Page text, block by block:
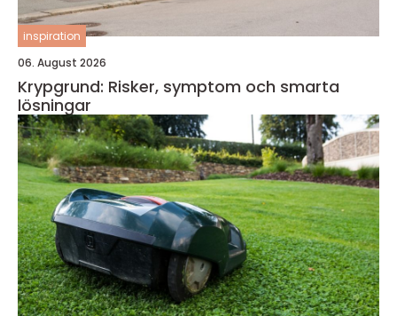
inspiration
06. August 2026
Krypgrund: Risker, symptom och smarta
lösningar